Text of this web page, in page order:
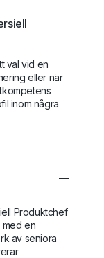
val vid en
eller när
inom några
Produktchef
med en
av seniora